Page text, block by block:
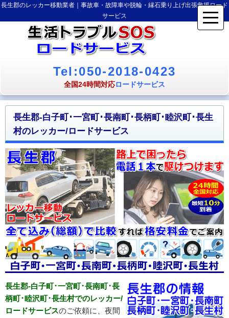
長生郡のレッカー移動業者｜事故車・故障車や脱輪・縁石乗り上げ出張救援ロード
サービス
Tel:050-2018-0423
全国24時間対応ロードサービス
長生郡-白子町･一宮町･長南町･長柄町･睦沢町･長生
村のレッカー/ロードサービス
長生郡-白子町･一宮町･長南町･長
柄町･睦沢町･長生村でのレッカー/
ロードサービスのご依頼に、夜間